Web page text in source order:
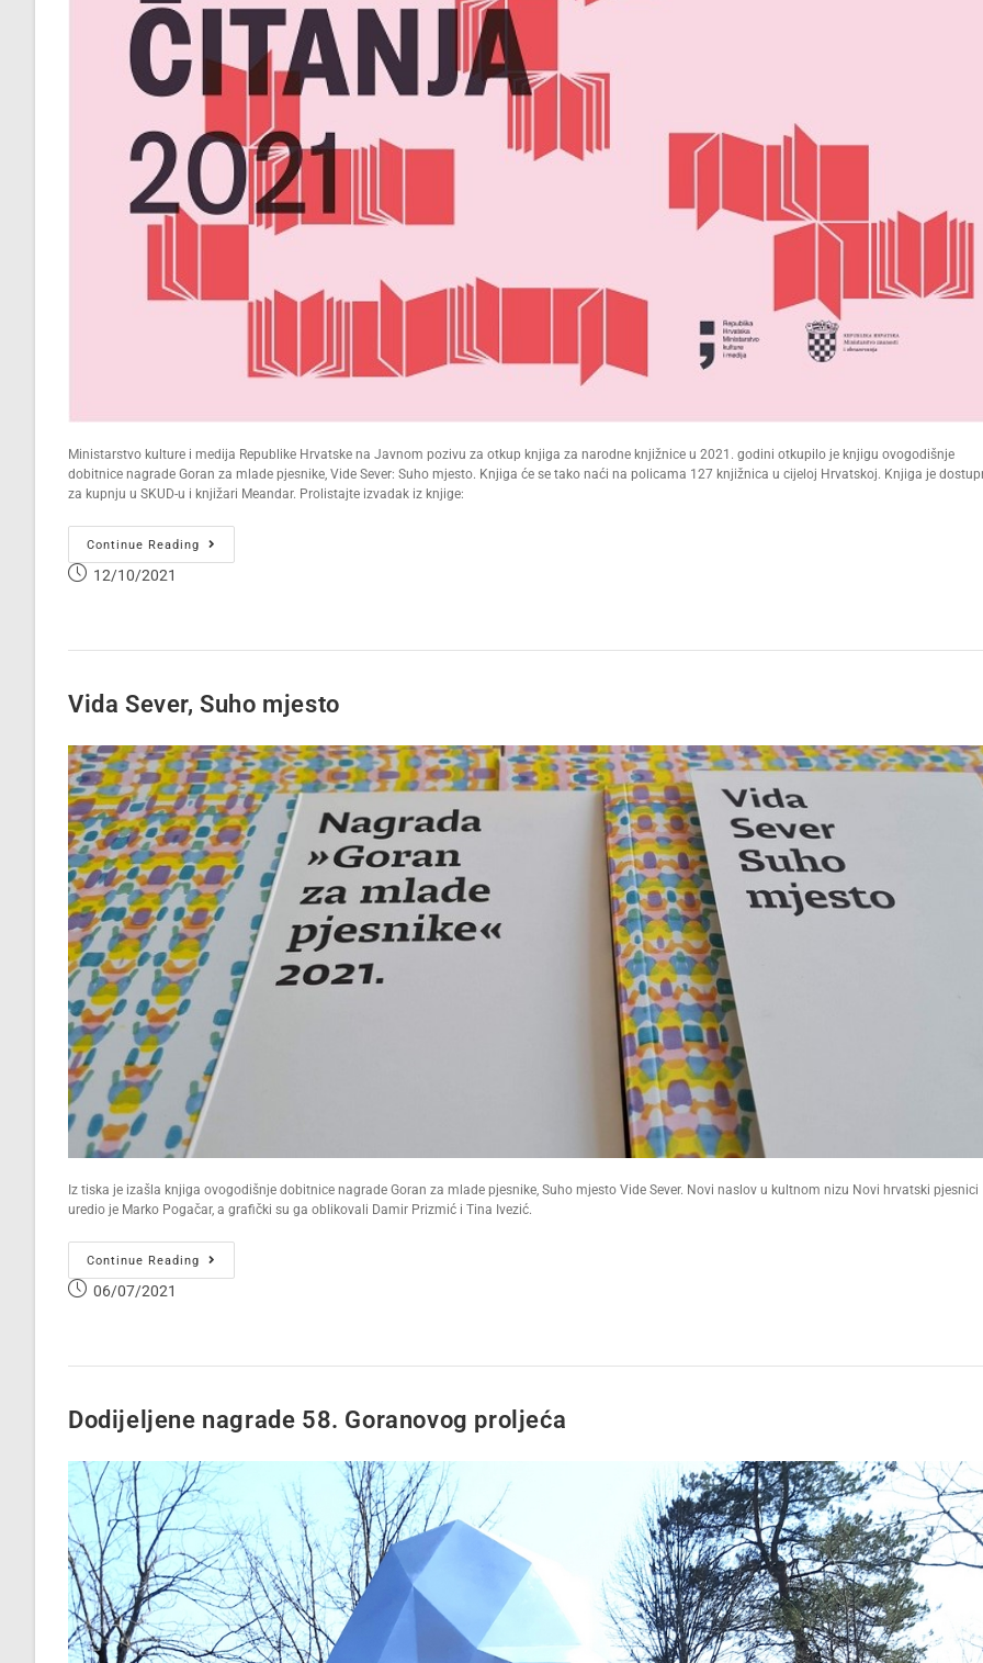
Ministarstvo kulture i medija Republike Hrvatske na Javnom pozivu za otkup knjiga za narodne knjižnice u 2021. godini otkupilo je knjigu ovogodišnje
dobitnice nagrade Goran za mlade pjesnike, Vide Sever: Suho mjesto. Knjiga će se tako naći na policama 127 knjižnica u cijeloj Hrvatskoj. Knjiga je
za kupnju u SKUD-u i knjižari Meandar. Prolistajte izvadak iz knjige:
Continue Reading
12/10/2021
Vida Sever, Suho mjesto
Iz tiska je izašla knjiga ovogodišnje dobitnice nagrade Goran za mlade pjesnike, Suho mjesto Vide Sever. Novi naslov u kultnom nizu Novi hrvatski pjesnici
uredio je Marko Pogačar, a grafički su ga oblikovali Damir Prizmić i Tina Ivezić.
Continue Reading
06/07/2021
Dodijeljene nagrade 58. Goranovog proljeća